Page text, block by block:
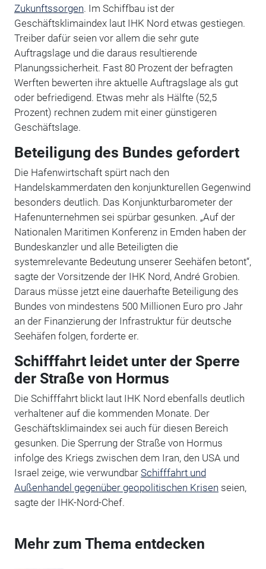
Zukunftssorgen. Im Schiffbau ist der
Geschäftsklimaindex laut IHK Nord etwas gestiegen.
Treiber dafür seien vor allem die sehr gute
Auftragslage und die daraus resultierende
Planungssicherheit. Fast 80 Prozent der befragten
Werften bewerten ihre aktuelle Auftragslage als gut
oder befriedigend. Etwas mehr als Hälfte (52,5
Prozent) rechnen zudem mit einer günstigeren
Geschäftslage.
Beteiligung des Bundes gefordert
Die Hafenwirtschaft spürt nach den
Handelskammerdaten den konjunkturellen Gegenwind
besonders deutlich. Das Konjunkturbarometer der
Hafenunternehmen sei spürbar gesunken. „Auf der
Nationalen Maritimen Konferenz in Emden haben der
Bundeskanzler und alle Beteiligten die
systemrelevante Bedeutung unserer Seehäfen betont“,
sagte der Vorsitzende der IHK Nord, André Grobien.
Daraus müsse jetzt eine dauerhafte Beteiligung des
Bundes von mindestens 500 Millionen Euro pro Jahr
an der Finanzierung der Infrastruktur für deutsche
Seehäfen folgen, forderte er.
Schifffahrt leidet unter der Sperre
der Straße von Hormus
Die Schifffahrt blickt laut IHK Nord ebenfalls deutlich
verhaltener auf die kommenden Monate. Der
Geschäftsklimaindex sei auch für diesen Bereich
gesunken. Die Sperrung der Straße von Hormus
infolge des Kriegs zwischen dem Iran, den USA und
Israel zeige, wie verwundbar Schifffahrt und
Außenhandel gegenüber geopolitischen Krisen seien,
sagte der IHK-Nord-Chef.
Mehr zum Thema entdecken